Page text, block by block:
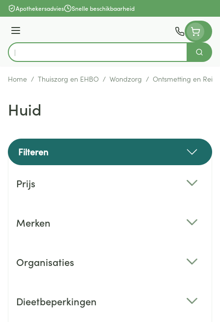
Ga naar de inhoud
Apothekersadvies Snelle beschikbaarheid
Menu
Product, merk, categorie...
Zoek
Home / Thuiszorg en EHBO / Wondzorg / Ontsmetting en
Huid
Filteren
Prijs
Merken
Organisaties
Dieetbeperkingen